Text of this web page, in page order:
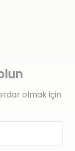
olmak için